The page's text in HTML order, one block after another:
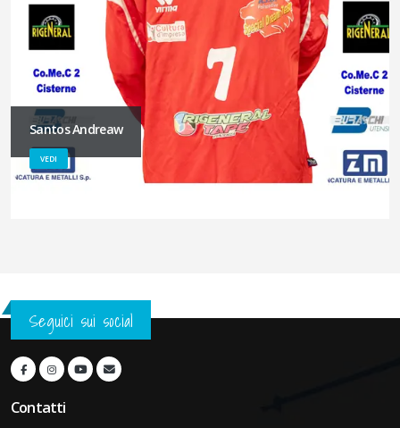
Santos Andreaw
VEDI
Seguici sui social
Contatti